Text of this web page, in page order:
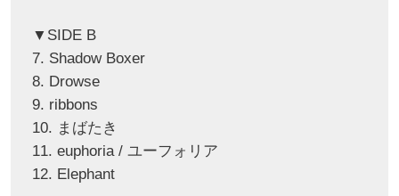
▼SIDE B
7. Shadow Boxer
8. Drowse
9. ribbons
10. まばたき
11. euphoria / ユーフォリア
12. Elephant